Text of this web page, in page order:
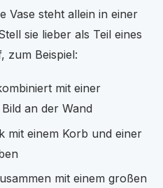
Vase steht allein in einer
sie lieber als Teil eines
zum Beispiel:
mit einer
an der Wand
mit einem Korb und einer
mit einem großen